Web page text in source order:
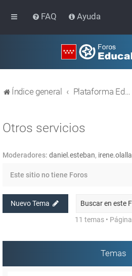
FAQ Ayuda
Índice general Plataforma Educativa EducaMadrid
Otros servicios
Moderadores: daniel.esteban, irene.olalla
Este sitio no tiene Foros
Nuevo Tema
11 temas • Página
Temas